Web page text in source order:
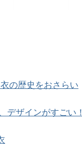
の歴史をおさらい
デザインがすごい！